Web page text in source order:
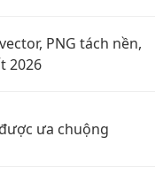
PNG tách nền,
2026
ưa chuộng